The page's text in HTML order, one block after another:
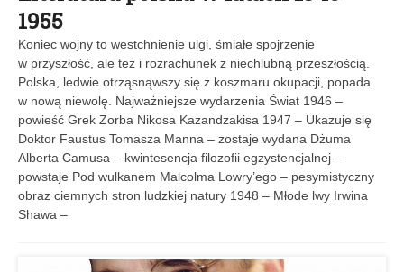
1955
Koniec wojny to westchnienie ulgi, śmiałe spojrzenie
w przyszłość, ale też i rozrachunek z niechlubną przeszłością.
Polska, ledwie otrząsnąwszy się z koszmaru okupacji, popada
w nową niewolę. Najważniejsze wydarzenia Świat 1946 –
powieść Grek Zorba Nikosa Kazandzakisa 1947 – Ukazuje się
Doktor Faustus Tomasza Manna – zostaje wydana Dżuma
Alberta Camusa – kwintesencja filozofii egzystencjalnej –
powstaje Pod wulkanem Malcolma Lowry’ego – pesymistyczny
obraz ciemnych stron ludzkiej natury 1948 – Młode lwy Irwina
Shawa –